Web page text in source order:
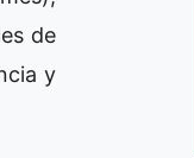
de
y